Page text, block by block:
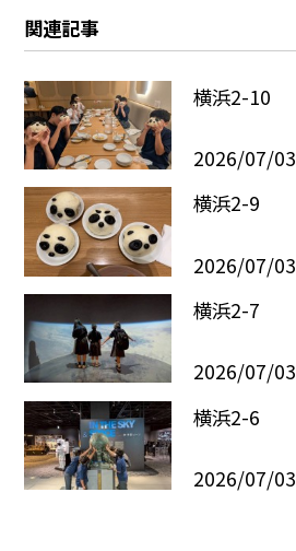
関連記事
横浜2-10
2026/07/03
横浜2-9
2026/07/03
横浜2-7
2026/07/03
横浜2-6
2026/07/03